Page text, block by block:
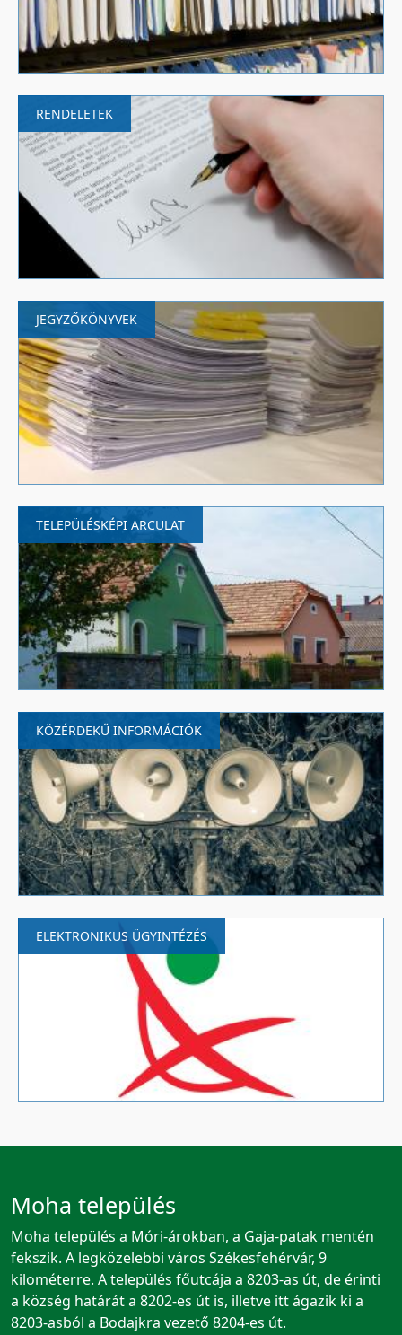
RENDELETEK
JEGYZŐKÖNYVEK
TELEPÜLÉSKÉPI ARCULAT
KÖZÉRDEKŰ INFORMÁCIÓK
ELEKTRONIKUS ÜGYINTÉZÉS
Moha település
Moha település a Móri-árokban, a Gaja-patak mentén
fekszik. A legközelebbi város Székesfehérvár, 9
kilométerre. A település főutcája a 8203-as út, de érinti
a község határát a 8202-es út is, illetve itt ágazik ki a
8203-asból a Bodajkra vezető 8204-es út.